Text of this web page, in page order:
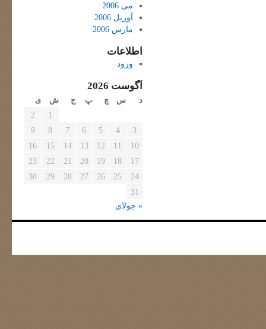
می 2006
آوریل 2006
مارس 2006
اطلاعات
ورود
آگوست 2026
د س چ پ ج ش ی
1
2
3
4
5
6
7
8
9
10
11
12
13
14
15
16
17
18
19
20
21
22
23
24
25
26
27
28
29
30
31
« جولای